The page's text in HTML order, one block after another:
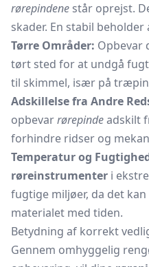
rørepindene står oprejst.
skader. En stabil
Tørre Områder: Opbevar
tørt sted for at undgå
til skimmel, især på
Adskillelse fra Andre
opbevarrørepindeadskilt
forhindre ridser og
Temperatur og
røreinstrumenter i
fugtige miljøer, da det
materialet med tiden.
Betydning af korrekt
Gennem omhyggelig